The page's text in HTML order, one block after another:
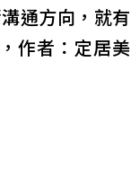
通方向，就有
作者：定居美